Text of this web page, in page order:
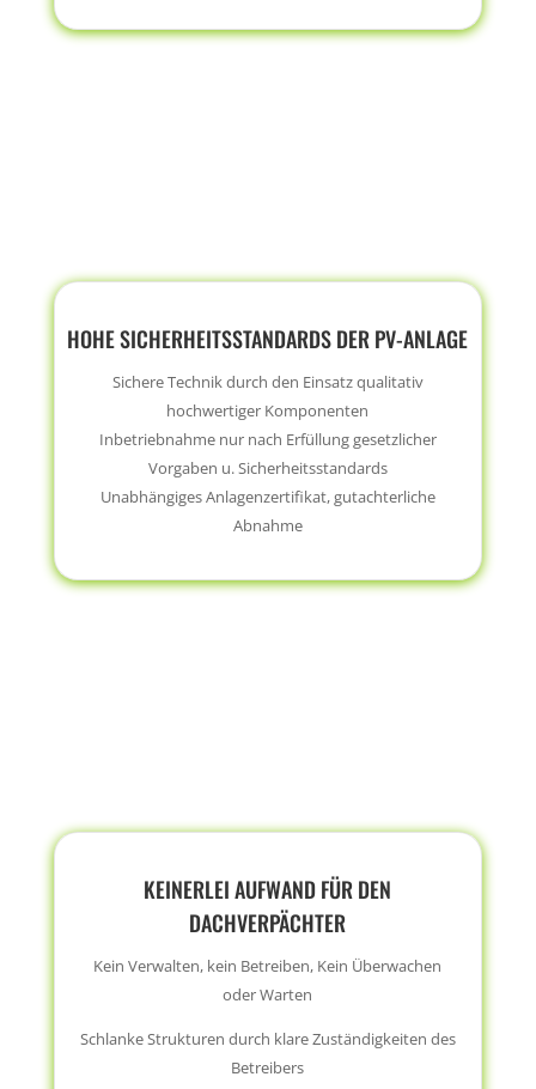
HOHE SICHERHEITSSTANDARDS DER PV-ANLAGE
Sichere Technik durch den Einsatz qualitativ
hochwertiger Komponenten
Inbetriebnahme nur nach Erfüllung gesetzlicher
Vorgaben u. Sicherheitsstandards
Unabhängiges Anlagenzertifikat, gutachterliche
Abnahme
KEINERLEI AUFWAND FÜR DEN
DACHVERPÄCHTER
Kein Verwalten, kein Betreiben, Kein Überwachen
oder Warten
Schlanke Strukturen durch klare Zuständigkeiten des
Betreibers